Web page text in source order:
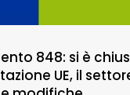
848: si è
UE, il